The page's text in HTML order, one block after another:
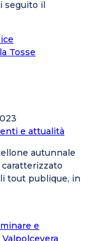
seguito il
e attualità
autunnale
caratterizzato
tout publique, in